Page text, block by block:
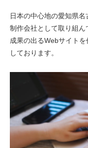
日本の中心地の愛知県
制作会社として取り組ん
成果の出るWebサイト
しております。